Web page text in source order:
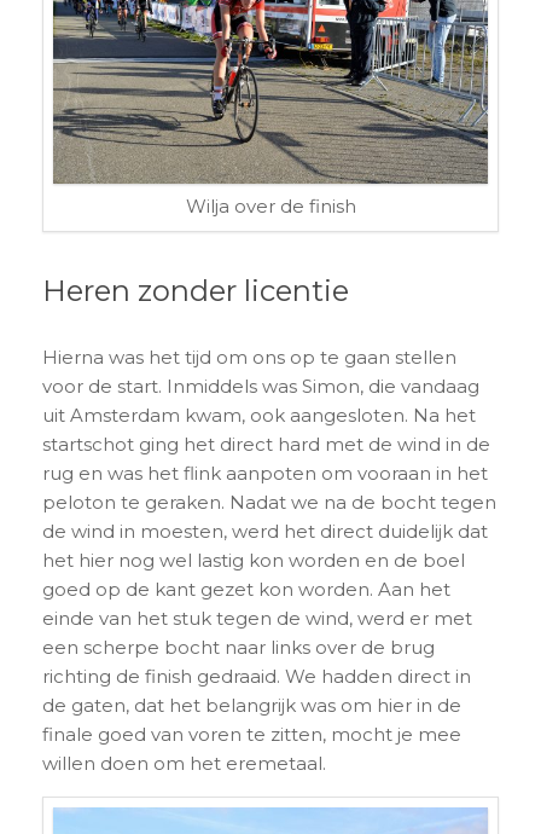
Wilja over de finish
Heren zonder licentie
Hierna was het tijd om ons op te gaan stellen
voor de start. Inmiddels was Simon, die vandaag
uit Amsterdam kwam, ook aangesloten. Na het
startschot ging het direct hard met de wind in de
rug en was het flink aanpoten om vooraan in het
peloton te geraken. Nadat we na de bocht tegen
de wind in moesten, werd het direct duidelijk dat
het hier nog wel lastig kon worden en de boel
goed op de kant gezet kon worden. Aan het
einde van het stuk tegen de wind, werd er met
een scherpe bocht naar links over de brug
richting de finish gedraaid. We hadden direct in
de gaten, dat het belangrijk was om hier in de
finale goed van voren te zitten, mocht je mee
willen doen om het eremetaal.